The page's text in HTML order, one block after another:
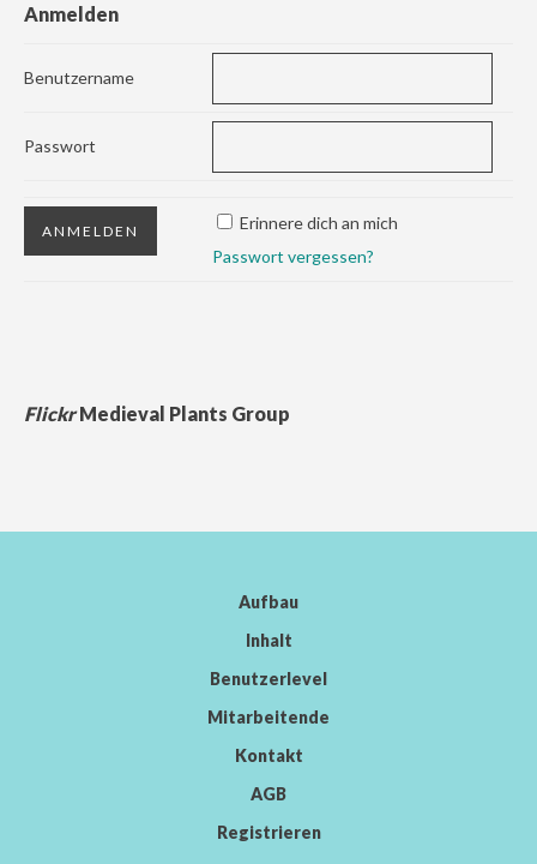
Anmelden
Benutzername
Passwort
Erinnere dich an mich
Passwort vergessen?
FlickrMedieval Plants Group
Aufbau
Inhalt
Benutzerlevel
Mitarbeitende
Kontakt
AGB
Registrieren